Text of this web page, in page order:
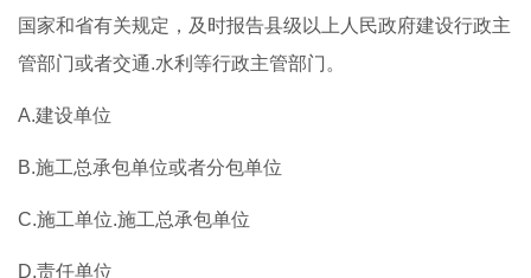
国家和省有关规定，及时报告县级以上人民政府建设行政主
管部门或者交通.水利等行政主管部门。
A.建设单位
B.施工总承包单位或者分包单位
C.施工单位.施工总承包单位
D.责任单位